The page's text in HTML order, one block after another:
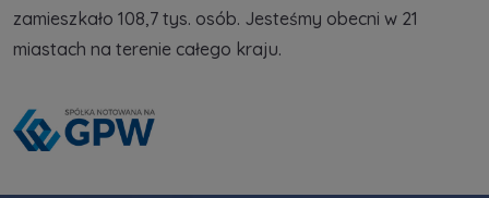
zamieszkało 108,7 tys. osób. Jesteśmy obecni w 21
miastach na terenie całego kraju.